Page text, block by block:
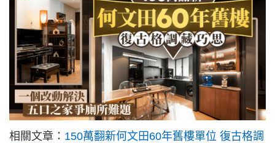
相關文章： 150萬翻新何文田60年舊樓單位 復古格調